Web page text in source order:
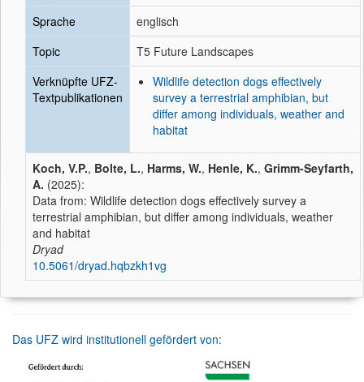
Sprache
englisch
Topic
T5 Future Landscapes
Verknüpfte UFZ-
Textpublikationen
Wildlife detection dogs effectively
survey a terrestrial amphibian, but
differ among individuals, weather and
habitat
Koch, V.P., Bolte, L., Harms, W., Henle, K., Grimm-Seyfarth,
A. (2025):
Data from: Wildlife detection dogs effectively survey a
terrestrial amphibian, but differ among individuals, weather
and habitat
Dryad
10.5061/dryad.hqbzkh1vg
Das UFZ wird institutionell gefördert von: